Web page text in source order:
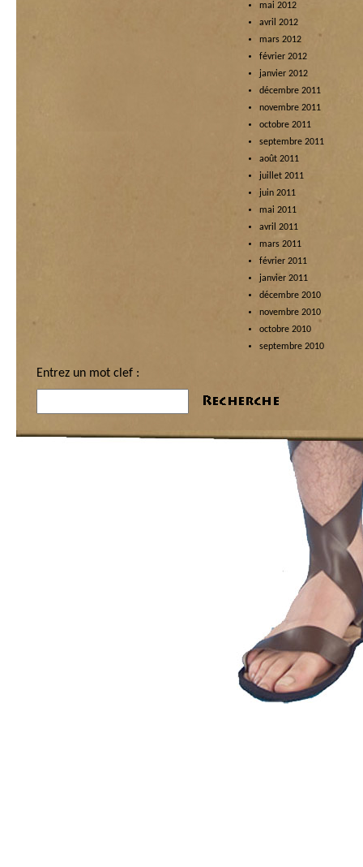
mai 2012
avril 2012
mars 2012
février 2012
janvier 2012
décembre 2011
novembre 2011
octobre 2011
septembre 2011
août 2011
juillet 2011
juin 2011
mai 2011
avril 2011
mars 2011
février 2011
janvier 2011
décembre 2010
novembre 2010
octobre 2010
septembre 2010
Entrez un mot clef :